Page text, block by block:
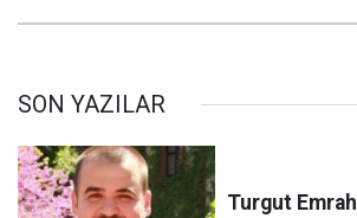
SON YAZILAR
Turgut Emrah